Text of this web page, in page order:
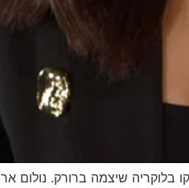
שיצמה ברורק. נולום